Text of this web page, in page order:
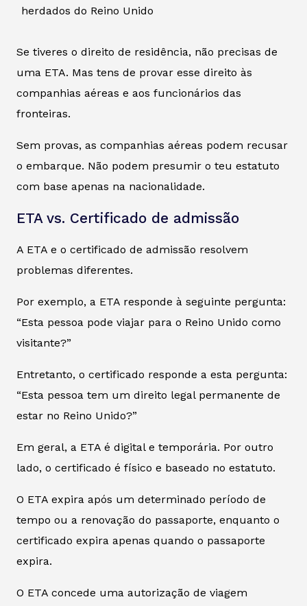
herdados do Reino Unido
Se tiveres o direito de residência, não precisas de
uma ETA. Mas tens de provar esse direito às
companhias aéreas e aos funcionários das
fronteiras.
Sem provas, as companhias aéreas podem recusar
o embarque. Não podem presumir o teu estatuto
com base apenas na nacionalidade.
ETA vs. Certificado de admissão
A ETA e o certificado de admissão resolvem
problemas diferentes.
Por exemplo, a ETA responde à seguinte pergunta:
“Esta pessoa pode viajar para o Reino Unido como
visitante?”
Entretanto, o certificado responde a esta pergunta:
“Esta pessoa tem um direito legal permanente de
estar no Reino Unido?”
Em geral, a ETA é digital e temporária. Por outro
lado, o certificado é físico e baseado no estatuto.
O ETA expira após um determinado período de
tempo ou a renovação do passaporte, enquanto o
certificado expira apenas quando o passaporte
expira.
O ETA concede uma autorização de viagem